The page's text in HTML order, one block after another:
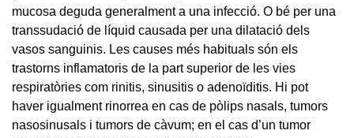
mucosa deguda generalment a una infecció. O bé per una
transsudació de líquid causada per una dilatació dels
vasos sanguinis. Les causes més habituals són els
trastorns inflamatoris de la part superior de les vies
respiratòries com rinitis, sinusitis o adenoïditis. Hi pot
haver igualment rinorrea en cas de pòlips nasals, tumors
nasosinusals i tumors de càvum; en el cas d’un tumor